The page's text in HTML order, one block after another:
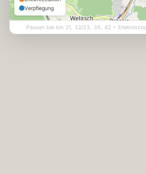
Verpflegung
Pausen bei km 21, 32/33, 39, 42 =